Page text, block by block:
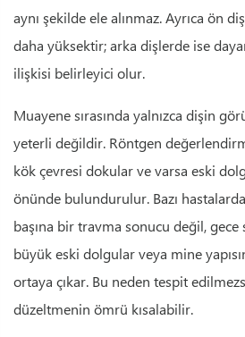
aynı şekilde ele alınmaz. Ayrıca ön
daha yüksektir; arka dişlerde ise
ilişkisi belirleyici olur.
Muayene sırasında yalnızca dişin
yeterli değildir. Röntgen
kök çevresi dokular ve varsa eski
önünde bulundurulur. Bazı hastalarda
başına bir travma sonucu değil, gece
büyük eski dolgular veya mine
ortaya çıkar. Bu neden tespit
düzeltmenin ömrü kısalabilir.